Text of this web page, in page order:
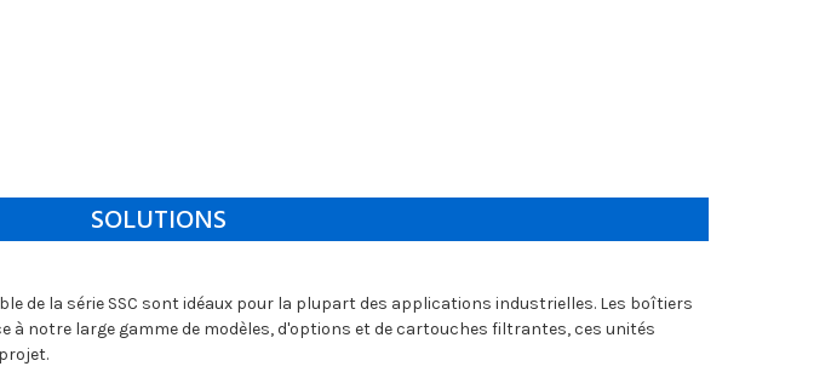
SOLUTIONS
de la série SSC sont idéaux pour la plupart des applications industrielles. Les boîtiers
à notre large gamme de modèles, d'options et de cartouches filtrantes, ces unités